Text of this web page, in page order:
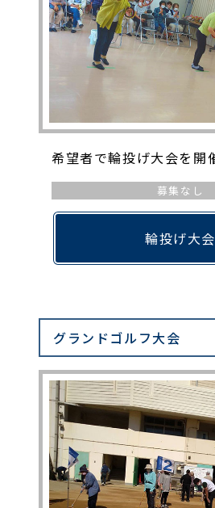
希望者で輪投げ大会を開
募集なし
輪投げ大会
グランドゴルフ大会